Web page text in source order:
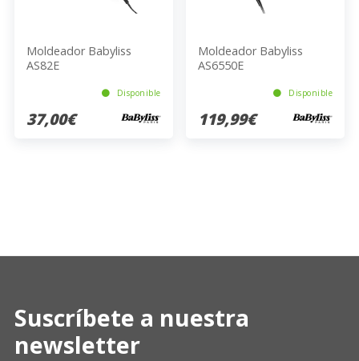
Moldeador Babyliss
AS82E
Disponible
37,00€
Moldeador Babyliss
AS6550E
Disponible
119,99€
Suscríbete a nuestra
newsletter